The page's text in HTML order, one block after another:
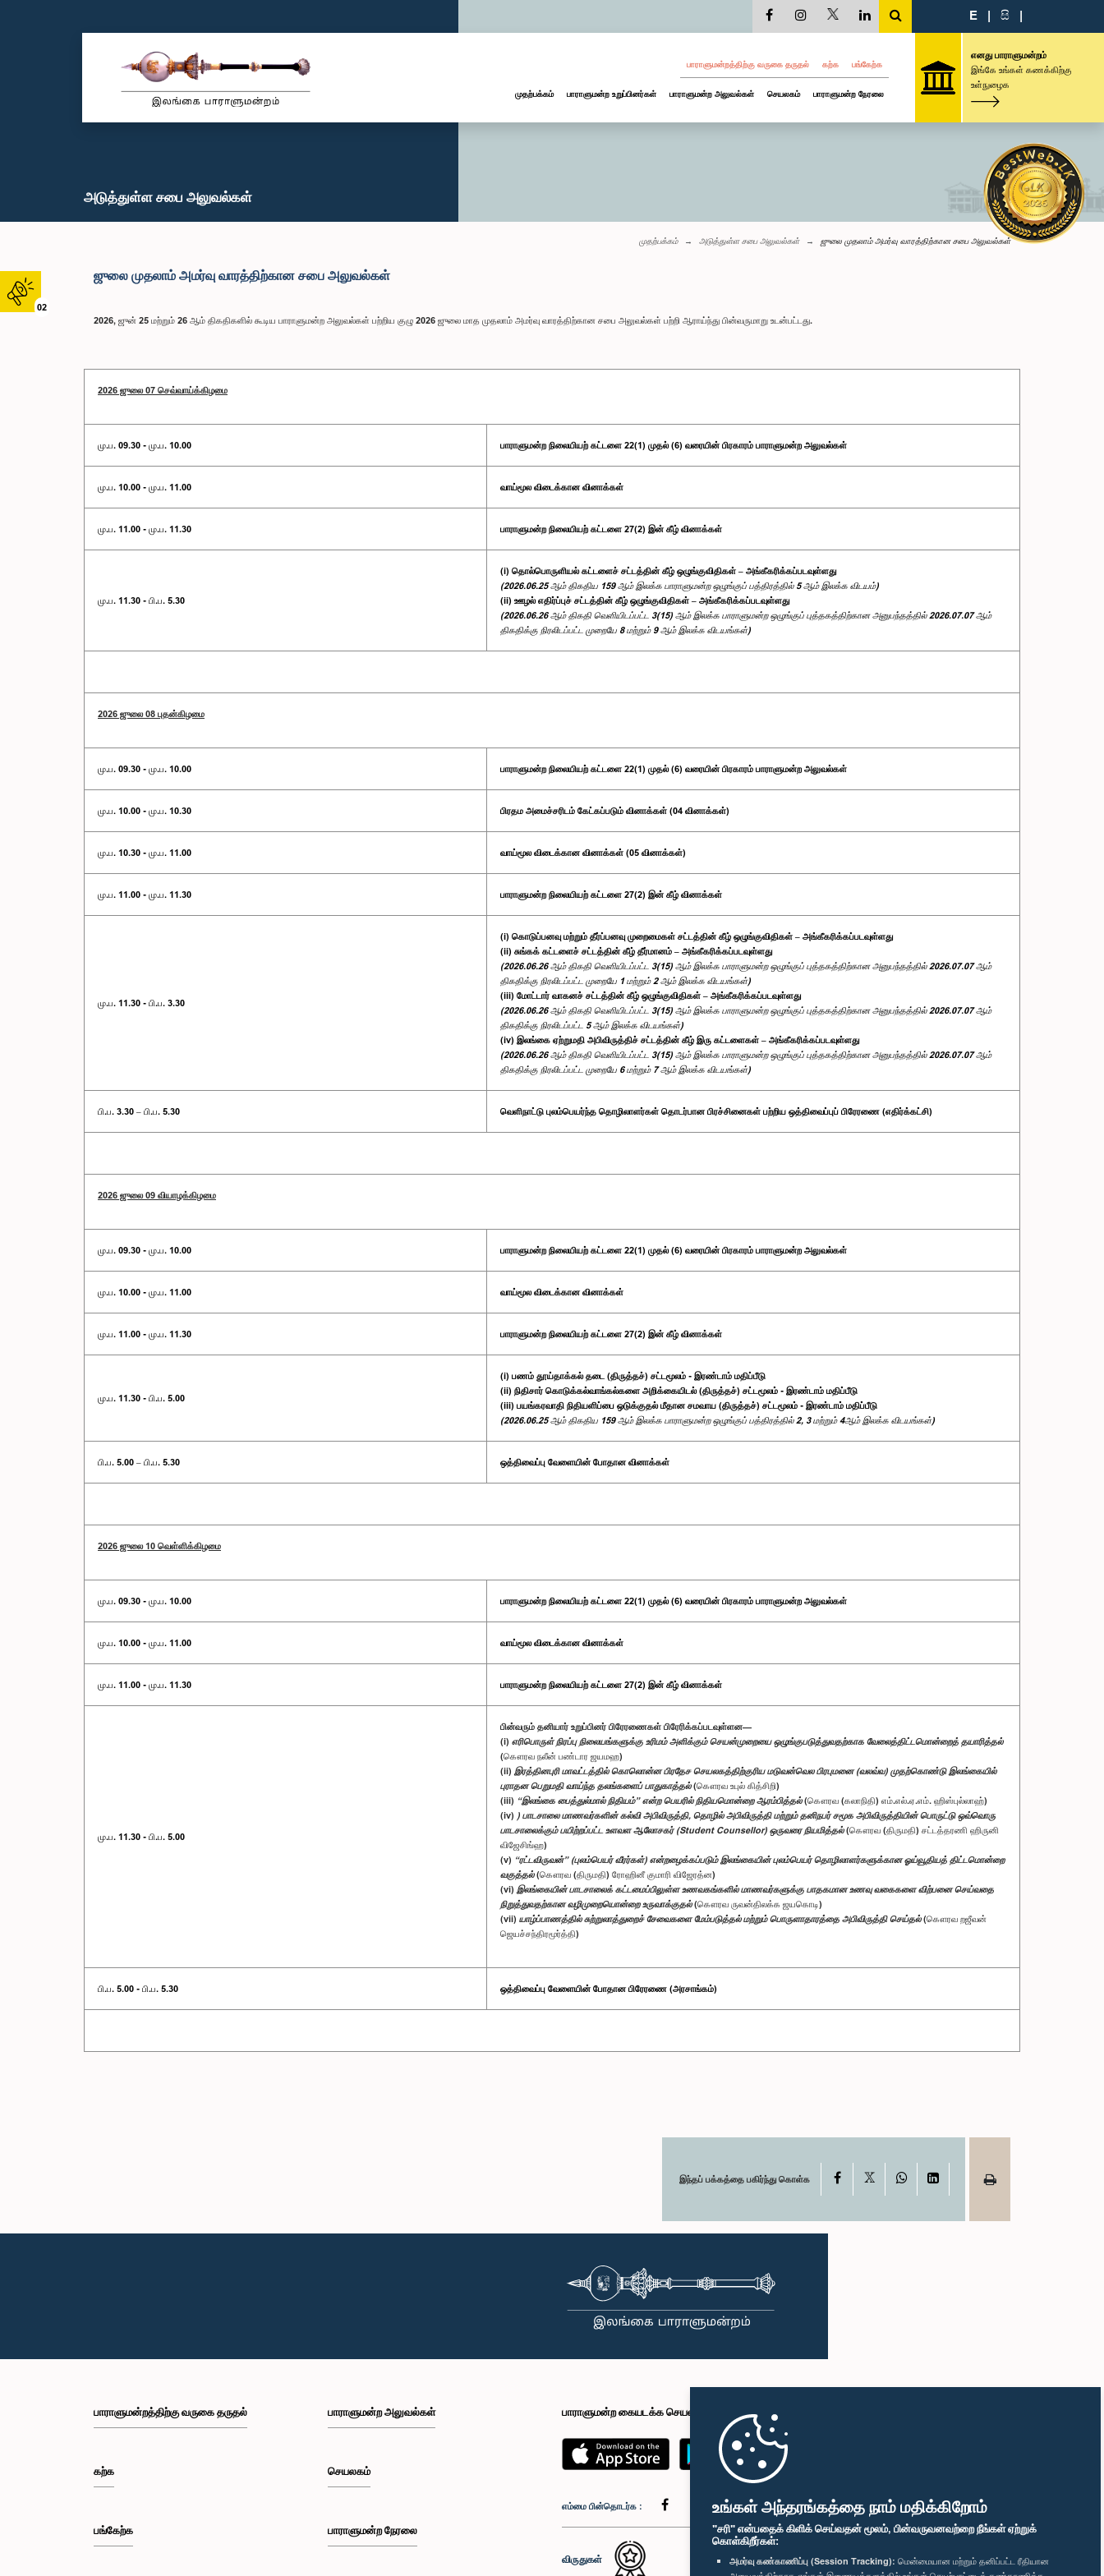
உங்கள் அந்தரங்கத்தை நாம் மதிக்கிறோம்
"சரி" என்பதைக் கிளிக் செய்வதன் மூலம், பின்வருவனவற்றை நீங்கள் ஏற்றுக்
கொள்கிறீர்கள்:
அமர்வு கண்காணிப்பு (Session Tracking): மென்மையான மற்றும் தனிப்பட்ட ரீதியான
02
E | සි |
பாராளுமன்றத்திற்கு வருகை தருதல் கற்க பங்கேற்க
முதற்பக்கம் பாராளுமன்ற உறுப்பினர்கள் பாராளுமன்ற அலுவல்கள் செயலகம் பாராளுமன்ற நேரலை
எனது பாராளுமன்றம்
இங்கே உங்கள் கணக்கிற்கு
உள்நுழைக
அடுத்துள்ள சபை அலுவல்கள்
முதற்பக்கம் அடுத்துள்ள சபை அலுவல்கள் ஜுலை முதலாம் அமர்வு வாரத்திற்கான சபை அலுவல்கள்
ஜுலை முதலாம் அமர்வு வாரத்திற்கான சபை அலுவல்கள்
2026, ஜுன் 25 மற்றும் 26 ஆம் திகதிகளில் கூடிய பாராளுமன்ற அலுவல்கள் பற்றிய குழு 2026 ஜுலை மாத முதலாம் அமர்வு வாரத்திற்கான சபை அலுவல்கள் பற்றி ஆராய்ந்து பின்வருமாறு உடன்பட்டது.
2026 ஜுலை 07 செவ்வாய்க்கிழமை
மு.ப. 09.30 - மு.ப. 10.00 பாராளுமன்ற நிலையியற் கட்டளை 22(1) முதல் (6) வரையின் பிரகாரம் பாராளுமன்ற அலுவல்கள்
மு.ப. 10.00 - மு.ப. 11.00 வாய்மூல விடைக்கான வினாக்கள்
மு.ப. 11.00 - மு.ப. 11.30 பாராளுமன்ற நிலையியற் கட்டளை 27(2) இன் கீழ் வினாக்கள்
மு.ப. 11.30 - பி.ப. 5.30
(i) தொல்பொருளியல் கட்டளைச் சட்டத்தின் கீழ் ஒழுங்குவிதிகள் – அங்கீகரிக்கப்படவுள்ளது
(2026.06.25 ஆம் திகதிய 159 ஆம் இலக்க பாராளுமன்ற ஒழுங்குப் பத்திரத்தில் 5 ஆம் இலக்க விடயம்)
(ii) ஊழல் எதிர்ப்புச் சட்டத்தின் கீழ் ஒழுங்குவிதிகள் – அங்கீகரிக்கப்படவுள்ளது
(2026.06.26 ஆம் திகதி வெளியிடப்பட்ட 3(15) ஆம் இலக்க பாராளுமன்ற ஒழுங்குப் புத்தகத்திற்கான அனுபந்தத்தில் 2026.07.07 ஆம்
திகதிக்கு நிரலிடப்பட்ட முறையே 8 மற்றும் 9 ஆம் இலக்க விடயங்கள்)
2026 ஜுலை 08 புதன்கிழமை
மு.ப. 09.30 - மு.ப. 10.00 பாராளுமன்ற நிலையியற் கட்டளை 22(1) முதல் (6) வரையின் பிரகாரம் பாராளுமன்ற அலுவல்கள்
மு.ப. 10.00 - மு.ப. 10.30 பிரதம அமைச்சரிடம் கேட்கப்படும் வினாக்கள் (04 வினாக்கள்)
மு.ப. 10.30 - மு.ப. 11.00 வாய்மூல விடைக்கான வினாக்கள் (05 வினாக்கள்)
மு.ப. 11.00 - மு.ப. 11.30 பாராளுமன்ற நிலையியற் கட்டளை 27(2) இன் கீழ் வினாக்கள்
மு.ப. 11.30 - பி.ப. 3.30
(i) கொடுப்பனவு மற்றும் தீர்ப்பனவு முறைமைகள் சட்டத்தின் கீழ் ஒழுங்குவிதிகள் – அங்கீகரிக்கப்படவுள்ளது
(ii) சுங்கக் கட்டளைச் சட்டத்தின் கீழ் தீர்மானம் – அங்கீகரிக்கப்படவுள்ளது
(2026.06.26 ஆம் திகதி வெளியிடப்பட்ட 3(15) ஆம் இலக்க பாராளுமன்ற ஒழுங்குப் புத்தகத்திற்கான அனுபந்தத்தில் 2026.07.07 ஆம்
திகதிக்கு நிரலிடப்பட்ட முறையே 1 மற்றும் 2 ஆம் இலக்க விடயங்கள்)
(iii) மோட்டார் வாகனச் சட்டத்தின் கீழ் ஒழுங்குவிதிகள் – அங்கீகரிக்கப்படவுள்ளது
(2026.06.26 ஆம் திகதி வெளியிடப்பட்ட 3(15) ஆம் இலக்க பாராளுமன்ற ஒழுங்குப் புத்தகத்திற்கான அனுபந்தத்தில் 2026.07.07 ஆம்
திகதிக்கு நிரலிடப்பட்ட 5 ஆம் இலக்க விடயங்கள்)
(iv) இலங்கை ஏற்றுமதி அபிவிருத்திச் சட்டத்தின் கீழ் இரு கட்டளைகள் – அங்கீகரிக்கப்படவுள்ளது
(2026.06.26 ஆம் திகதி வெளியிடப்பட்ட 3(15) ஆம் இலக்க பாராளுமன்ற ஒழுங்குப் புத்தகத்திற்கான அனுபந்தத்தில் 2026.07.07 ஆம்
திகதிக்கு நிரலிடப்பட்ட முறையே 6 மற்றும் 7 ஆம் இலக்க விடயங்கள்)
பி.ப. 3.30 – பி.ப. 5.30 வெளிநாட்டு புலம்பெயர்ந்த தொழிலாளர்கள் தொடர்பான பிரச்சினைகள் பற்றிய ஒத்திவைப்புப் பிரேரணை (எதிர்க்கட்சி)
2026 ஜுலை 09 வியாழக்கிழமை
மு.ப. 09.30 - மு.ப. 10.00 பாராளுமன்ற நிலையியற் கட்டளை 22(1) முதல் (6) வரையின் பிரகாரம் பாராளுமன்ற அலுவல்கள்
மு.ப. 10.00 - மு.ப. 11.00 வாய்மூல விடைக்கான வினாக்கள்
மு.ப. 11.00 - மு.ப. 11.30 பாராளுமன்ற நிலையியற் கட்டளை 27(2) இன் கீழ் வினாக்கள்
மு.ப. 11.30 - பி.ப. 5.00
(i) பணம் தூய்தாக்கல் தடை (திருத்தச்) சட்டமூலம் - இரண்டாம் மதிப்பீடு
(ii) நிதிசார் கொடுக்கல்வாங்கல்களை அறிக்கையிடல் (திருத்தச்) சட்டமூலம் - இரண்டாம் மதிப்பீடு
(iii) பயங்கரவாதி நிதியளிப்பை ஒடுக்குதல் மீதான சமவாய (திருத்தச்) சட்டமூலம் - இரண்டாம் மதிப்பீடு
(2026.06.25 ஆம் திகதிய 159 ஆம் இலக்க பாராளுமன்ற ஒழுங்குப் பத்திரத்தில் 2, 3 மற்றும் 4ஆம் இலக்க விடயங்கள்)
பி.ப. 5.00 – பி.ப. 5.30 ஒத்திவைப்பு வேளையின் போதான வினாக்கள்
2026 ஜுலை 10 வெள்ளிக்கிழமை
மு.ப. 09.30 - மு.ப. 10.00 பாராளுமன்ற நிலையியற் கட்டளை 22(1) முதல் (6) வரையின் பிரகாரம் பாராளுமன்ற அலுவல்கள்
மு.ப. 10.00 - மு.ப. 11.00 வாய்மூல விடைக்கான வினாக்கள்
மு.ப. 11.00 - மு.ப. 11.30 பாராளுமன்ற நிலையியற் கட்டளை 27(2) இன் கீழ் வினாக்கள்
மு.ப. 11.30 - பி.ப. 5.00
பின்வரும் தனியார் உறுப்பினர் பிரேரணைகள் பிரேரிக்கப்படவுள்ளன—
(i) எரிபொருள் நிரப்பு நிலையங்களுக்கு உரிமம் அளிக்கும் செயன்முறையை ஒழுங்குபடுத்துவதற்காக வேலைத்திட்டமொன்றைத் தயாரித்தல்
(கௌரவ நலீன் பண்டார ஜயமஹ)
(ii) இரத்தினபுரி மாவட்டத்தில் கொலொன்ன பிரதேச செயலகத்திற்குரிய மடுவன்வெல பிரபுமனை (வலவ்வ) முதற்கொண்டு இலங்கையில்
புராதன பெறுமதி வாய்ந்த தலங்களைப் பாதுகாத்தல்(கௌரவ உபுல் கித்சிறி)
(iii) “இலங்கை பைத்துல்மால் நிதியம்” என்ற பெயரில் நிதியமொன்றை ஆரம்பித்தல்(கௌரவ (கலாநிதி) எம்.எல்.ஏ.எம். ஹிஸ்புல்லாஹ்)
(iv) ) பாடசாலை மாணவர்களின் கல்வி அபிவிருத்தி, தொழில் அபிவிருத்தி மற்றும் தனிநபர் சமூக அபிவிருத்தியின் பொருட்டு ஒவ்வொரு
பாடசாலைக்கும் பயிற்றப்பட்ட உளவள ஆலோசகர் (Student Counsellor) ஒருவரை நியமித்தல்(கௌரவ (திருமதி) சட்டத்தரணி ஹிருனி
விஜேசிங்ஹ)
(v) “ரட்டவிருவன்” (புலம்பெயர் வீரர்கள்) என்றழைக்கப்படும் இலங்கையின் புலம்பெயர் தொழிலாளர்களுக்கான ஓய்வூதியத் திட்டமொன்றை
வகுத்தல்(கௌரவ (திருமதி) ரோஹினீ குமாரி விஜேரத்ன)
(vi) இலங்கையின் பாடசாலைக் கட்டமைப்பிலுள்ள உணவகங்களில் மாணவர்களுக்கு பாதகமான உணவு வகைகளை விற்பனை செய்வதை
நிறுத்துவதற்கான வழிமுறையொன்றை உருவாக்குதல்(கௌரவ ருவன்திலக்க ஜயகொடி)
(vii) யாழ்ப்பாணத்தில் சுற்றுலாத்துறைச் சேவைகளை மேம்படுத்தல் மற்றும் பொருளாதாரத்தை அபிவிருத்தி செய்தல்(கௌரவ றஜீவன்
ஜெயச்சந்திரமூர்த்தி)
பி.ப. 5.00 - பி.ப. 5.30 ஒத்திவைப்பு வேளையின் போதான பிரேரணை (அரசாங்கம்)
இந்தப் பக்கத்தை பகிர்ந்து கொள்க Facebook WhatsAppLinkedIn
பாராளுமன்றத்திற்கு வருகை தருதல்
கற்க
பங்கேற்க
பாராளுமன்ற அலுவல்கள்
செயலகம்
பாராளுமன்ற நேரலை
பாராளுமன்ற கையடக்க செயலி
எம்மை பின்தொடர்க :
விருதுகள்